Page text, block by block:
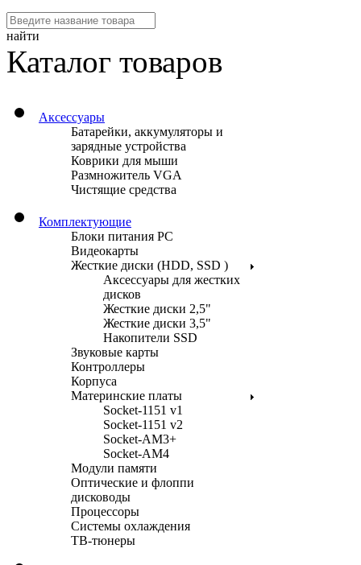
найти
Каталог товаров
Аксессуары
Батарейки, аккумуляторы и
зарядные устройства
Коврики для мыши
Размножитель VGA
Чистящие средства
Комплектующие
Блоки питания PC
Видеокарты
Жесткие диски (HDD, SSD )
Аксессуары для жестких
дисков
Жесткие диски 2,5"
Жесткие диски 3,5"
Накопители SSD
Звуковые карты
Контроллеры
Корпуса
Материнские платы
Socket-1151 v1
Socket-1151 v2
Socket-AM3+
Socket-AM4
Модули памяти
Оптические и флоппи
дисководы
Процессоры
Системы охлаждения
ТВ-тюнеры